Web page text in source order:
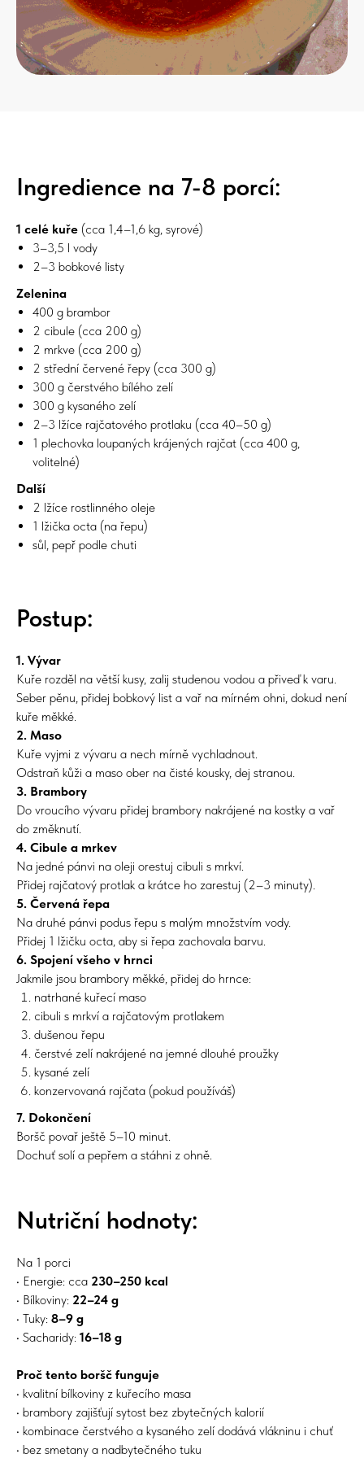
Ingredience na 7-8 porcí:
1 celé kuře (cca 1,4–1,6 kg, syrové)
3–3,5 l vody
2–3 bobkové listy
Zelenina
400 g brambor
2 cibule (cca 200 g)
2 mrkve (cca 200 g)
2 střední červené řepy (cca 300 g)
300 g čerstvého bílého zelí
300 g kysaného zelí
2–3 lžíce rajčatového protlaku (cca 40–50 g)
1 plechovka loupaných krájených rajčat (cca 400 g,
volitelné)
Další
2 lžíce rostlinného oleje
1 lžička octa (na řepu)
sůl, pepř podle chuti
Postup:
1. Vývar
Kuře rozděl na větší kusy, zalij studenou vodou a přiveď k varu.
Seber pěnu, přidej bobkový list a vař na mírném ohni, dokud není
kuře měkké.
2. Maso
Kuře vyjmi z vývaru a nech mírně vychladnout.
Odstraň kůži a maso ober na čisté kousky, dej stranou.
3. Brambory
Do vroucího vývaru přidej brambory nakrájené na kostky a vař
do změknutí.
4. Cibule a mrkev
Na jedné pánvi na oleji orestuj cibuli s mrkví.
Přidej rajčatový protlak a krátce ho zarestuj (2–3 minuty).
5. Červená řepa
Na druhé pánvi podus řepu s malým množstvím vody.
Přidej 1 lžičku octa, aby si řepa zachovala barvu.
6. Spojení všeho v hrnci
Jakmile jsou brambory měkké, přidej do hrnce:
natrhané kuřecí maso
cibuli s mrkví a rajčatovým protlakem
dušenou řepu
čerstvé zelí nakrájené na jemné dlouhé proužky
kysané zelí
konzervovaná rajčata (pokud používáš)
7. Dokončení
Boršč povař ještě 5–10 minut.
Dochuť solí a pepřem a stáhni z ohně.
Nutriční hodnoty:
Na 1 porci
• Energie: cca 230–250 kcal
• Bílkoviny: 22–24 g
• Tuky: 8–9 g
• Sacharidy: 16–18 g
Proč tento boršč funguje
• kvalitní bílkoviny z kuřecího masa
• brambory zajišťují sytost bez zbytečných kalorií
• kombinace čerstvého a kysaného zelí dodává vlákninu i chuť
• bez smetany a nadbytečného tuku